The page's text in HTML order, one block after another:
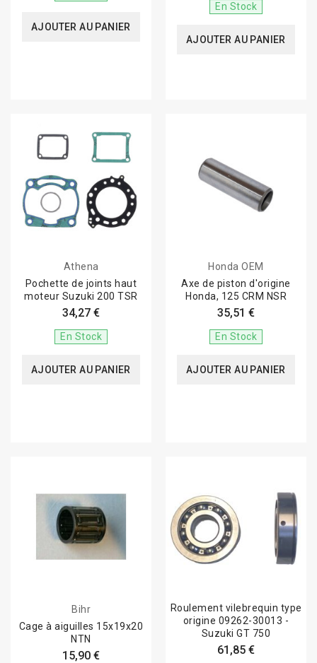
AJOUTER AU PANIER
En Stock
AJOUTER AU PANIER
Athena
Pochette de joints haut
moteur Suzuki 200 TSR
34,27 €
En Stock
AJOUTER AU PANIER
Honda OEM
Axe de piston d'origine
Honda, 125 CRM NSR
35,51 €
En Stock
AJOUTER AU PANIER
Bihr
Cage à aiguilles 15x19x20
NTN
15,90 €
Roulement vilebrequin type
origine 09262-30013 -
Suzuki GT 750
61,85 €